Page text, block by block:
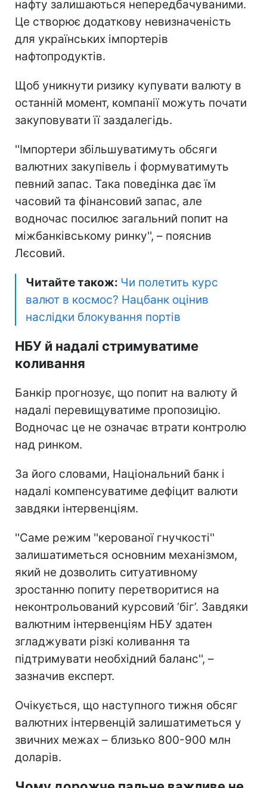
нафту залишаються непередбачуваними.
Це створює додаткову невизначеність
для українських імпортерів
нафтопродуктів.
Щоб уникнути ризику купувати валюту в
останній момент, компанії можуть почати
закуповувати її заздалегідь.
''Імпортери збільшуватимуть обсяги
валютних закупівель і формуватимуть
певний запас. Така поведінка дає їм
часовий та фінансовий запас, але
водночас посилює загальний попит на
міжбанківському ринку'', – пояснив
Лєсовий.
Читайте також: Чи полетить курс
валют в космос? Нацбанк оцінив
наслідки блокування портів
НБУ й надалі стримуватиме
коливання
Банкір прогнозує, що попит на валюту й
надалі перевищуватиме пропозицію.
Водночас це не означає втрати контролю
над ринком.
За його словами, Національний банк і
надалі компенсуватиме дефіцит валюти
завдяки інтервенціям.
''Саме режим ''керованої гнучкості''
залишатиметься основним механізмом,
який не дозволить ситуативному
зростанню попиту перетворитися на
неконтрольований курсовий ‘біг’. Завдяки
валютним інтервенціям НБУ здатен
згладжувати різкі коливання та
підтримувати необхідний баланс'', –
зазначив експерт.
Очікується, що наступного тижня обсяг
валютних інтервенцій залишатиметься у
звичних межах – близько 800-900 млн
доларів.